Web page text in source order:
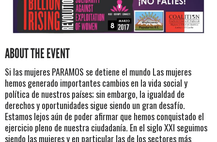
ABOUT THE EVENT
Si las mujeres PARAMOS se detiene el mundo Las mujeres
hemos generado importantes cambios en la vida social y
política de nuestros países; sin embargo, la igualdad de
derechos y oportunidades sigue siendo un gran desafío.
Estamos lejos aún de poder afirmar que hemos conquistado el
ejercicio pleno de nuestra ciudadanía. En el siglo XXI seguimos
siendo las mujeres y en particular las de los sectores más